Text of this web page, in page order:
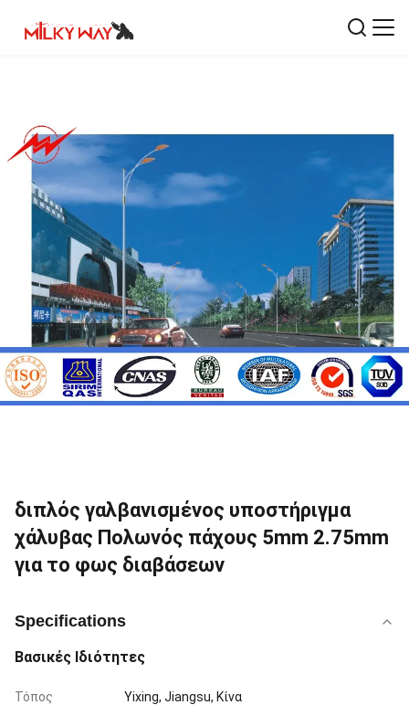
διπλός γαλβανισμένος υποστήριγμα
χάλυβας Πολωνός πάχους 5mm 2.75mm
για το φως διαβάσεων
Specifications
Βασικές Ιδιότητες
Τόπος
Yixing, Jiangsu, Κίνα